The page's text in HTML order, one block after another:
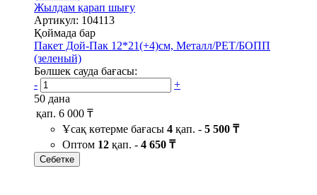
Жылдам қарап шығу
Артикул: 104113
Қоймада бар
Пакет Дой-Пак 12*21(+4)см, Металл/PET/БОПП
(зеленый)
Бөлшек сауда бағасы:
-
+
50 дана
қап. 6 000 ₸
Ұсақ көтерме бағасы 4 қап. - 5 500 ₸
Оптом 12 қап. - 4 650 ₸
Себетке